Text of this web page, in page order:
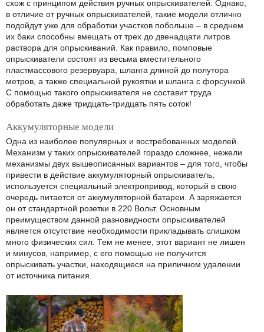
схож с принципом действия ручных опрыскивателей. Однако,
в отличие от ручных опрыскивателей, такие модели отлично
подойдут уже для обработки участков побольше – в среднем
их баки способны вмещать от трех до двенадцати литров
раствора для опрыскиваний. Как правило, помповые
опрыскиватели состоят из весьма вместительного
пластмассового резервуара, шланга длиной до полутора
метров, а также специальной рукоятки и шланга с форсункой.
С помощью такого опрыскивателя не составит труда
обработать даже тридцать-тридцать пять соток!
Аккумуляторные модели
Одна из наиболее популярных и востребованных моделей.
Механизм у таких опрыскивателей гораздо сложнее, нежели
механизмы двух вышеописанных вариантов – для того, чтобы
привести в действие аккумуляторный опрыскиватель,
используется специальный электропривод, который в свою
очередь питается от аккумуляторной батареи. А заряжается
он от стандартной розетки в 220 Вольт. Основным
преимуществом данной разновидности опрыскивателей
является отсутствие необходимости прикладывать слишком
много физических сил. Тем не менее, этот вариант не лишен
и минусов, например, с его помощью не получится
опрыскивать участки, находящиеся на приличном удалении
от источника питания.